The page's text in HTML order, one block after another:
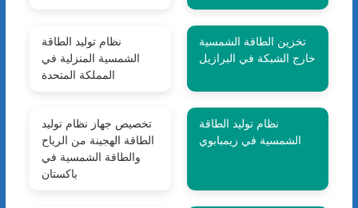
نظام توليد الطاقة
الشمسية المنزلية في
المملكة المتحدة
تخزين الطاقة الشمسية
خارج الشبكة في البرازيل
تخصيص جهاز نظام توليد
الطاقة الهجينة من الرياح
والطاقة الشمسية في
باكستان
نظام توليد الطاقة
الشمسية في زيمبابوي